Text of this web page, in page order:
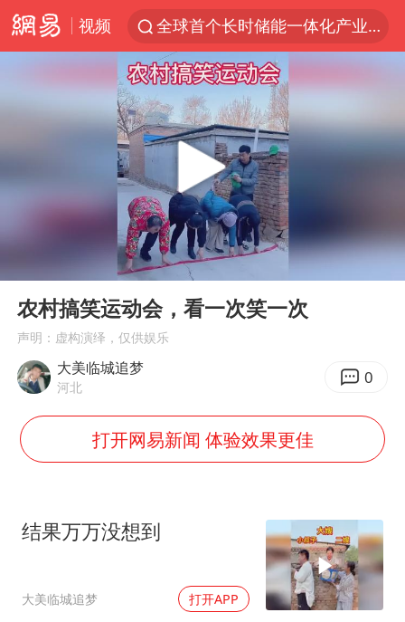
视频
全球首个长时储能一体化产业园量产
名创优品回应女子吐槽内裤质量差
胜宏科技：股票交易异常波动
出口禁令驱动有色板块大涨
秋天的第一杯奶茶到底有多火
国防部：中国军队坚决反制任何闹海挑衅图谋
38岁演员求职万岁山NPC成功
胡彦斌韩磊 谁帮谁
Play
00:22
农村搞笑运动会，看一次笑一次
声明：虚构演绎，仅供娱乐
大美临城追梦
河北 0
打开网易新闻 体验效果更佳
结果万万没想到
大美临城追梦 打开APP